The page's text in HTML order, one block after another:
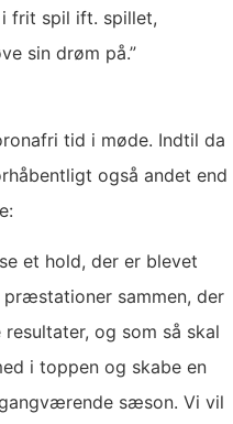
frit spil ift. spillet,
sin drøm på.”
tid i møde. Indtil da
også andet end
et hold, der er blevet
sammen, der
og som så skal
i toppen og skabe en
sæson. Vi vil